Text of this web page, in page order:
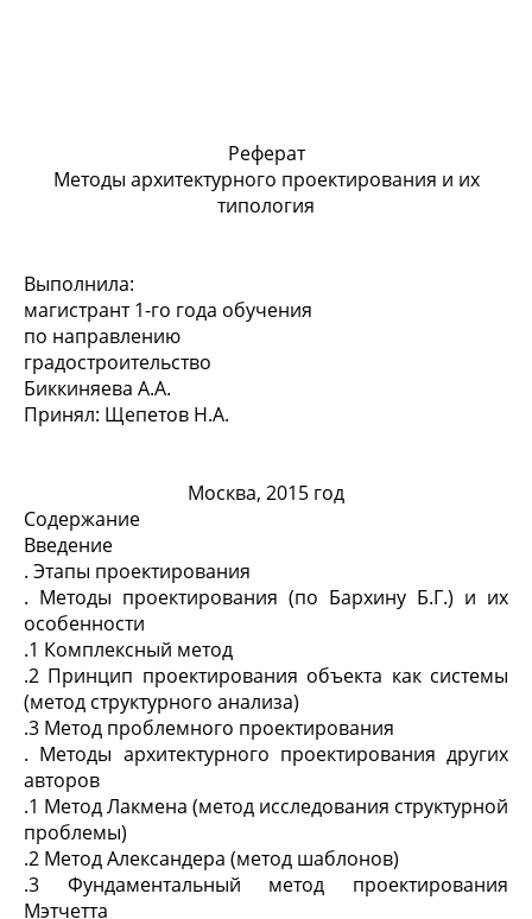
Реферат
Методы архитектурного проектирования и их
типология
Выполнила:
магистрант 1-го года обучения
по направлению
градостроительство
Биккиняева А.А.
Принял: Щепетов Н.А.
Москва, 2015 год
Содержание
Введение
. Этапы проектирования
. Методы проектирования (по Бархину Б.Г.) и их
особенности
.1 Комплексный метод
.2 Принцип проектирования объекта как системы
(метод структурного анализа)
.3 Метод проблемного проектирования
. Методы архитектурного проектирования других
авторов
.1 Метод Лакмена (метод исследования структурной
проблемы)
.2 Метод Александера (метод шаблонов)
.3 Фундаментальный метод проектирования
Мэтчетта